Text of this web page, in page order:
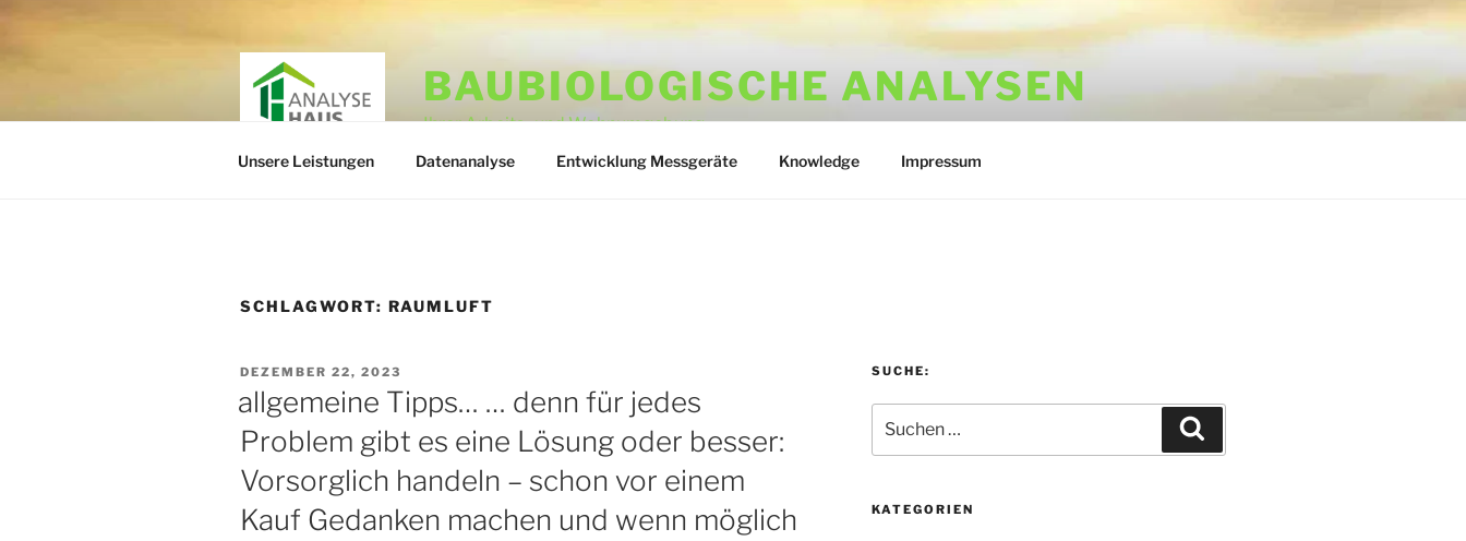
Zum
BAUBIOLOGISCHE ANALYSEN
Ihrer Arbeits- und Wohnumgebung
Unsere Leistungen Datenanalyse Entwicklung Messgeräte Knowledge Impressum
SCHLAGWORT: RAUMLUFT
VERÖFFENTLICHT
AM
DEZEMBER 22, 2023
allgemeine Tipps… … denn für jedes
Problem gibt es eine Lösung oder besser:
Vorsorglich handeln – schon vor einem
Kauf Gedanken machen und wenn möglich
SUCHE:
nach:
KATEGORIEN